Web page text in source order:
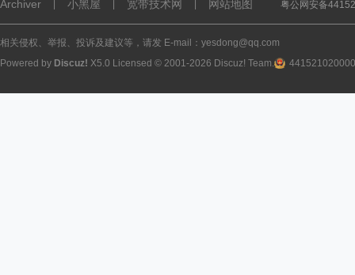
Archiver 小黑屋 宽带技术网 网站地图 粤公网安备
相关侵权、举报、投诉及建议等，请发 E-mail：yesdong@qq.com
Powered by Discuz! X5.0 Licensed © 2001-2026 Discuz! Team.